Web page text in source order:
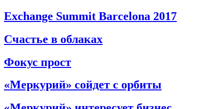
Exchange Summit Barcelona 2017
Счастье в облаках
Фокус прост
«Меркурий» сойдет с орбиты